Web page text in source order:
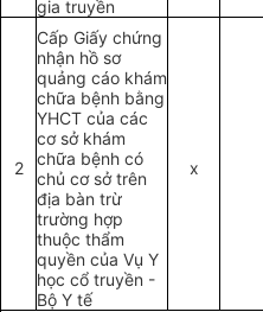
gia truyền
2
Cấp Giấy chứng
nhận hồ sơ
quảng cáo khám
chữa bệnh bằng
YHCT của các
cơ sở khám
chữa bệnh có
chủ cơ sở trên
địa bàn trừ
trường hợp
thuộc thẩm
quyền của Vụ Y
học cổ truyền -
Bộ Y tế
x